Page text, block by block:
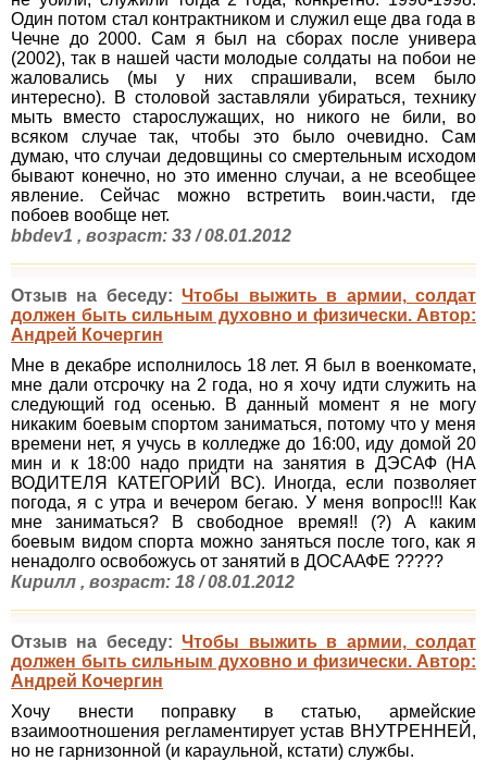
Один потом стал контрактником и служил еще два года в
Чечне до 2000. Сам я был на сборах после универа
(2002), так в нашей части молодые солдаты на побои не
жаловались (мы у них спрашивали, всем было
интересно). В столовой заставляли убираться, технику
мыть вместо старослужащих, но никого не били, во
всяком случае так, чтобы это было очевидно. Сам
думаю, что случаи дедовщины со смертельным исходом
бывают конечно, но это именно случаи, а не всеобщее
явление. Сейчас можно встретить воин.части, где
побоев вообще нет.
bbdev1 , возраст: 33 / 08.01.2012
Отзыв на беседу:Чтобы выжить в армии, солдат
должен быть сильным духовно и физически. Автор:
Андрей Кочергин
Мне в декабре исполнилось 18 лет. Я был в военкомате,
мне дали отсрочку на 2 года, но я хочу идти служить на
следующий год осенью. В данный момент я не могу
никаким боевым спортом заниматься, потому что у меня
времени нет, я учусь в колледже до 16:00, иду домой 20
мин и к 18:00 надо придти на занятия в ДЭСАФ (НА
ВОДИТЕЛЯ КАТЕГОРИЙ BC). Иногда, если позволяет
погода, я с утра и вечером бегаю. У меня вопрос!!! Как
мне заниматься? В свободное время!! (?) А каким
боевым видом спорта можно заняться после того, как я
ненадолго освобожусь от занятий в ДОСААФЕ ?????
Кирилл , возраст: 18 / 08.01.2012
Отзыв на беседу:Чтобы выжить в армии, солдат
должен быть сильным духовно и физически. Автор:
Андрей Кочергин
Хочу внести поправку в статью, армейские
взаимоотношения регламентирует устав ВНУТРЕННЕЙ,
но не гарнизонной (и караульной, кстати) службы.